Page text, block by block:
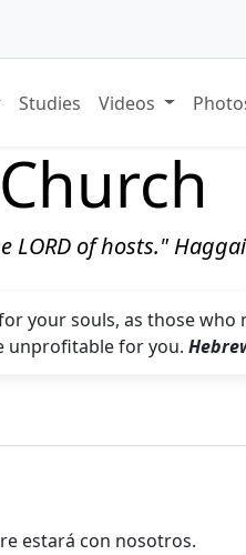
Studies Videos
LORD of hosts."
your souls, as those who
unprofitable for you.
estará con nosotros.